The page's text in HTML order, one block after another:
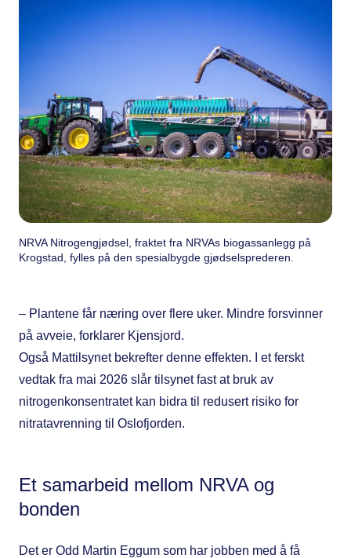
NRVA Nitrogengjødsel, fraktet fra NRVAs biogassanlegg på
Krogstad, fylles på den spesialbygde gjødselsprederen.
– Plantene får næring over flere uker. Mindre forsvinner
på avveie, forklarer Kjensjord.
Også Mattilsynet bekrefter denne effekten. I et ferskt
vedtak fra mai 2026 slår tilsynet fast at bruk av
nitrogenkonsentratet kan bidra til redusert risiko for
nitratavrenning til Oslofjorden.
Et samarbeid mellom NRVA og
bonden
Det er Odd Martin Eggum som har jobben med å få